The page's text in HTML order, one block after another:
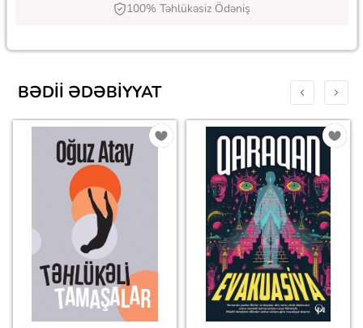
100% Təhlükəsiz Ödəniş
BƏDII ƏDƏBIYYAT